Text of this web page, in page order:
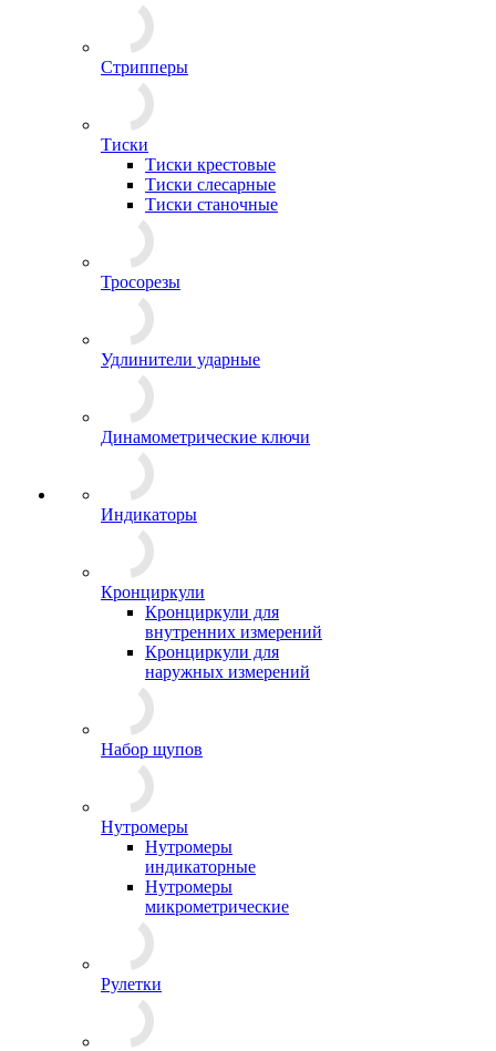
Стрипперы
Тиски
Тиски крестовые
Тиски слесарные
Тиски станочные
Тросорезы
Удлинители ударные
Динамометрические ключи
Индикаторы
Кронциркули
Кронциркули для
внутренних измерений
Кронциркули для
наружных измерений
Набор щупов
Нутромеры
Нутромеры
индикаторные
Нутромеры
микрометрические
Рулетки